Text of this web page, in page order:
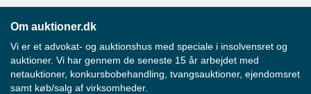
Om auktioner.dk
Vi er et advokat- og auktionshus med speciale i insolvensret og
auktioner. Vi har gennem de seneste 15 år arbejdet med
netauktioner, konkursbobehandling, tvangsauktioner, ejendomsret
samt køb/salg af virksomheder.